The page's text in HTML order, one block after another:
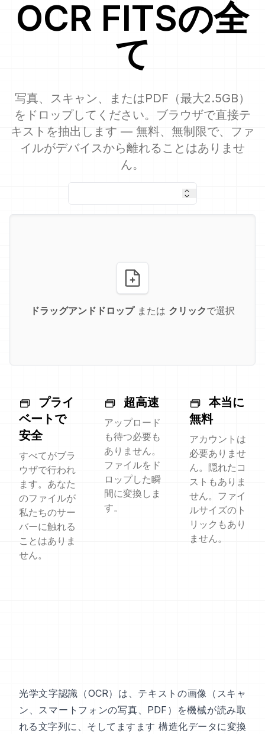
OCR FITSの全
て
写真、スキャン、またはPDF（最大2.5GB）
をドロップしてください。ブラウザで直接テ
キストを抽出します — 無料、無制限で、ファ
イルがデバイスから離れることはありませ
ん。
ドラッグアンドドロップ または クリックで選択
プライ
ベートで
安全
すべてがブラ
ウザで行われ
ます。あなた
のファイルが
私たちのサー
バーに触れる
ことはありま
せん。
超高速
アップロード
も待つ必要も
ありません。
ファイルをド
ロップした瞬
間に変換しま
す。
本当に
無料
アカウントは
必要ありませ
ん。隠れたコ
ストもありま
せん。ファイ
ルサイズのト
リックもあり
ません。
光学文字認識（OCR）は、テキストの画像（スキャ
ン、スマートフォンの写真、PDF）を機械が読み取
れる文字列に、そしてますます 構造化データに変換